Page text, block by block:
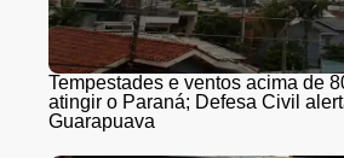
Tempestades e ventos acima de
atingir o Paraná; Defesa Civil
Guarapuava